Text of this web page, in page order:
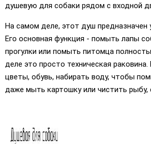
душевую для собаки рядом с входной
На самом деле, этот душ предназначен
Его основная функция - помыть лапы
прогулки или помыть питомца
деле это просто техническая
цветы, обувь, набирать воду, чтобы
даже мыть картошку или чистить рыбу,